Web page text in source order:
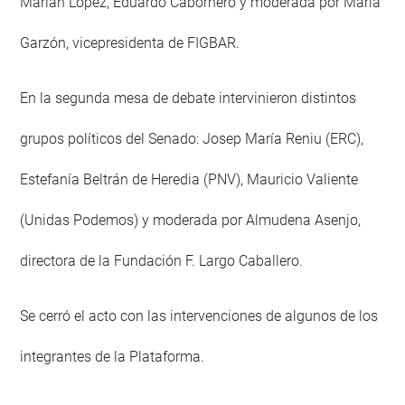
Garzón, vicepresidenta de FIGBAR.
En la segunda mesa de debate intervinieron distintos
grupos políticos del Senado: Josep María Reniu (ERC),
Estefanía Beltrán de Heredia (PNV), Mauricio Valiente
(Unidas Podemos) y moderada por Almudena Asenjo,
directora de la Fundación F. Largo Caballero.
Se cerró el acto con las intervenciones de algunos de los
integrantes de la Plataforma.